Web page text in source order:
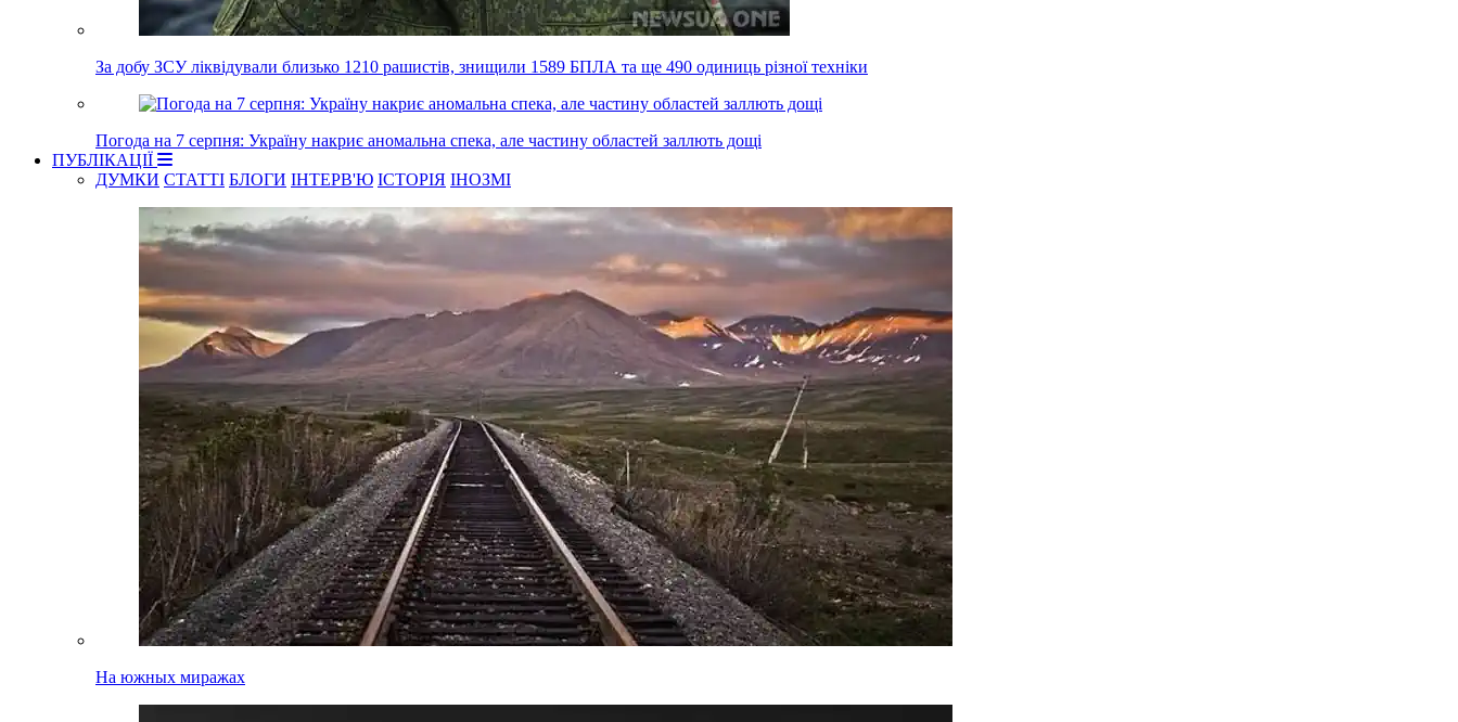
За добу ЗСУ ліквідували близько 1210 рашистів, знищили 1589 БПЛА та ще 490 одиниць різної техніки
Погода на 7 серпня: Україну накриє аномальна спека, але частину областей заллють дощі
ПУБЛІКАЦІЇ
ДУМКИ СТАТТІ БЛОГИ ІНТЕРВ'Ю ІСТОРІЯ ІНОЗМІ
На южных миражах